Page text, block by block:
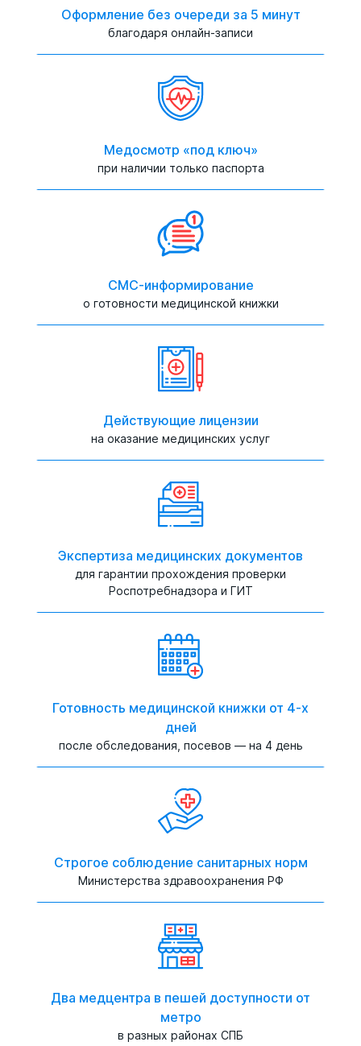
Оформление без очереди за 5 минут
благодаря онлайн-записи
Медосмотр «под ключ»
при наличии только паспорта
СМС-информирование
о готовности медицинской книжки
Действующие лицензии
на оказание медицинских услуг
Экспертиза медицинских документов
для гарантии прохождения проверки
Роспотребнадзора и ГИТ
Готовность медицинской книжки от 4-х
дней
после обследования, посевов — на 4 день
Строгое соблюдение санитарных норм
Министерства здравоохранения РФ
Два медцентра в пешей доступности от
метро
в разных районах СПБ